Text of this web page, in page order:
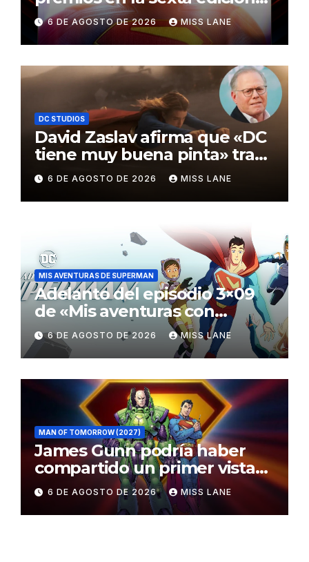
de los Critics Choice Super
Awards
6 DE AGOSTO DE 2026 MISS LANE
DC STUDIOS
David Zaslav afirma que «DC
tiene muy buena pinta» tras
el fracaso de «Supergirl»
6 DE AGOSTO DE 2026 MISS LANE
MIS AVENTURAS DE SUPERMAN
Adelanto del episodio 3×09
de «Mis aventuras con
Superman»
6 DE AGOSTO DE 2026 MISS LANE
MAN OF TOMORROW (2027)
James Gunn podría haber
compartido un primer vistazo
al traje de Brainiac
6 DE AGOSTO DE 2026 MISS LANE